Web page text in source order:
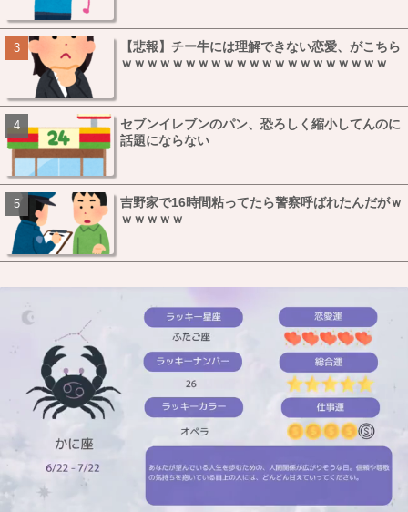
【悲報】チー牛には理解できない恋愛、がこちら
ｗｗｗｗｗｗｗｗｗｗｗｗｗｗｗｗｗｗｗｗｗ
セブンイレブンのパン、恐ろしく縮小してんのに
話題にならない
吉野家で16時間粘ってたら警察呼ばれたんだがｗ
ｗｗｗｗｗ